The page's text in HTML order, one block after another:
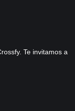
Te invitamos a